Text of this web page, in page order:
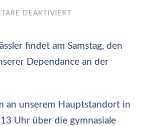
DEAKTIVIERT
TÜR
26.11.
KLASSE
UND
findet am Samstag, den
Dependance an der
an unserem Hauptstandort in
Uhr über die gymnasiale